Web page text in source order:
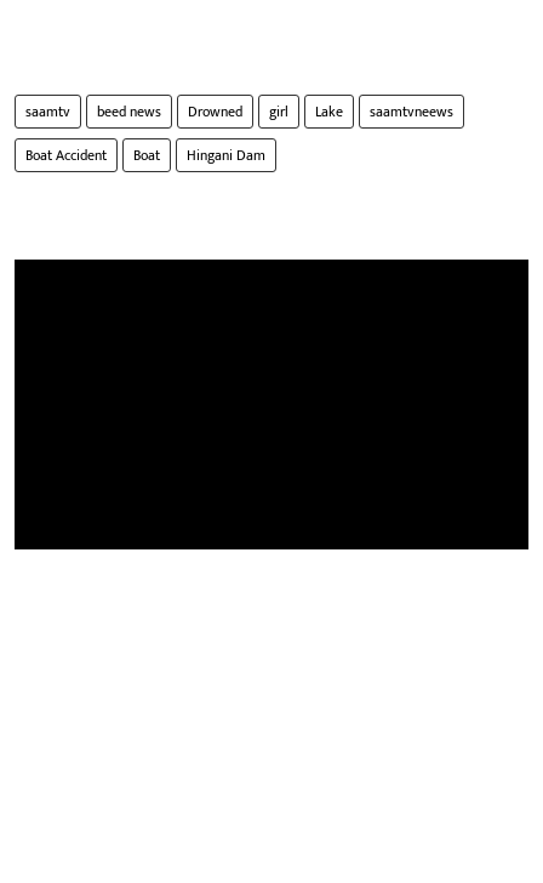
saamtv beed news Drowned girl Lake
saamtvneews
Boat Accident
Boat Hingani Dam